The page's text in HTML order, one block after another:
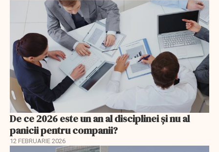
De ce 2026 este un an al disciplinei și nu al
panicii pentru companii?
12 FEBRUARIE 2026